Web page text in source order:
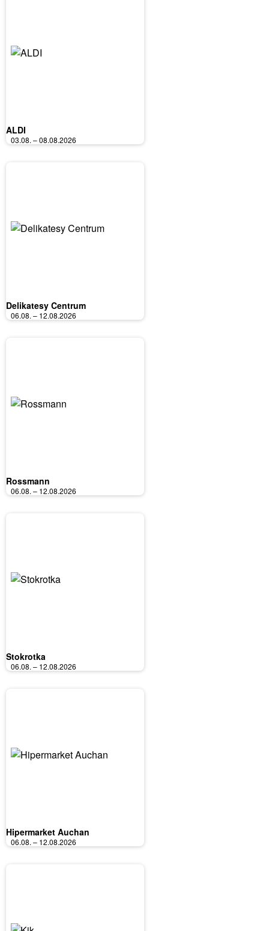
ALDI
03.08. – 08.08.2026
Delikatesy Centrum
06.08. – 12.08.2026
Rossmann
06.08. – 12.08.2026
Stokrotka
06.08. – 12.08.2026
Hipermarket Auchan
06.08. – 12.08.2026